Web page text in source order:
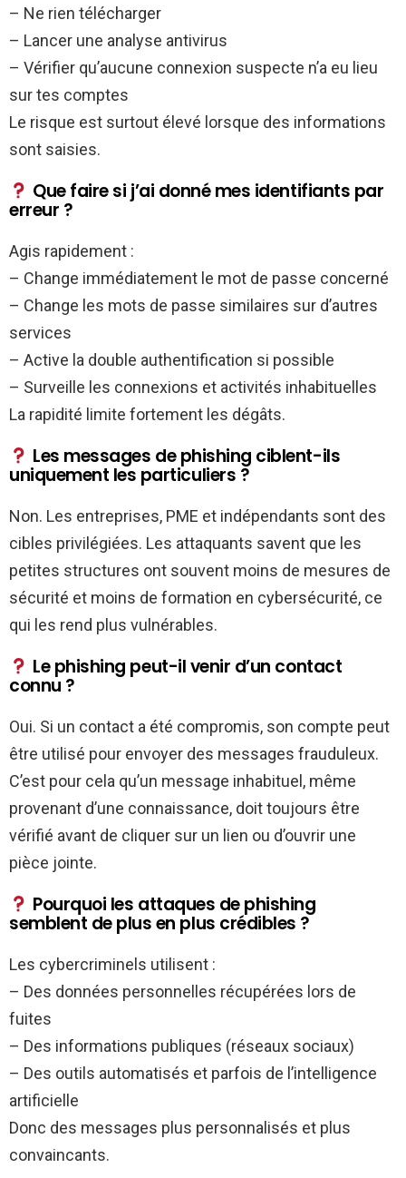
– Ne rien télécharger
– Lancer une analyse antivirus
– Vérifier qu’aucune connexion suspecte n’a eu lieu
sur tes comptes
Le risque est surtout élevé lorsque des informations
sont saisies.
Que faire si j’ai donné mes identifiants par
erreur ?
Agis rapidement :
– Change immédiatement le mot de passe concerné
– Change les mots de passe similaires sur d’autres
services
– Active la double authentification si possible
– Surveille les connexions et activités inhabituelles
La rapidité limite fortement les dégâts.
Les messages de phishing ciblent-ils
uniquement les particuliers ?
Non. Les entreprises, PME et indépendants sont des
cibles privilégiées. Les attaquants savent que les
petites structures ont souvent moins de mesures de
sécurité et moins de formation en cybersécurité, ce
qui les rend plus vulnérables.
Le phishing peut-il venir d’un contact
connu ?
Oui. Si un contact a été compromis, son compte peut
être utilisé pour envoyer des messages frauduleux.
C’est pour cela qu’un message inhabituel, même
provenant d’une connaissance, doit toujours être
vérifié avant de cliquer sur un lien ou d’ouvrir une
pièce jointe.
Pourquoi les attaques de phishing
semblent de plus en plus crédibles ?
Les cybercriminels utilisent :
– Des données personnelles récupérées lors de
fuites
– Des informations publiques (réseaux sociaux)
– Des outils automatisés et parfois de l’intelligence
artificielle
Donc des messages plus personnalisés et plus
convaincants.